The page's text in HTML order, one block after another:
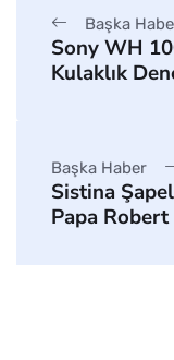
Başka
Sony WH
Kulaklık
Başka Haber
Sistina
Papa